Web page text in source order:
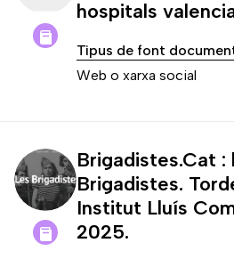
hospitals
Tipus de font
Web o xarxa social
Brigadistes.Cat :
Brigadistes.
Institut Lluís
2025.